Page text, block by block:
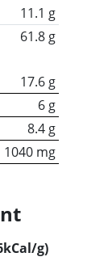
11.1 g
61.8 g
17.6 g
6 g
8.4 g
1040 mg
g)